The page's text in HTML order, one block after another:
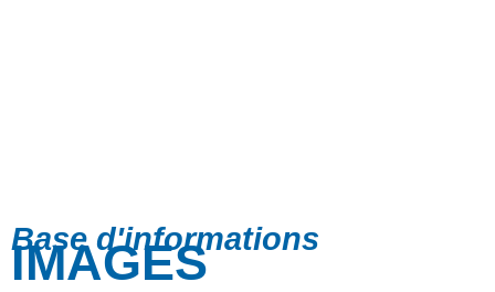
Base d'informations
IMAGES